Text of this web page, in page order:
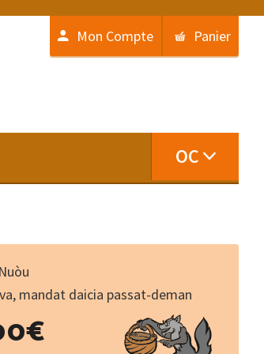
Mon Compte Panier
OC
mandat daicia passat-deman
€